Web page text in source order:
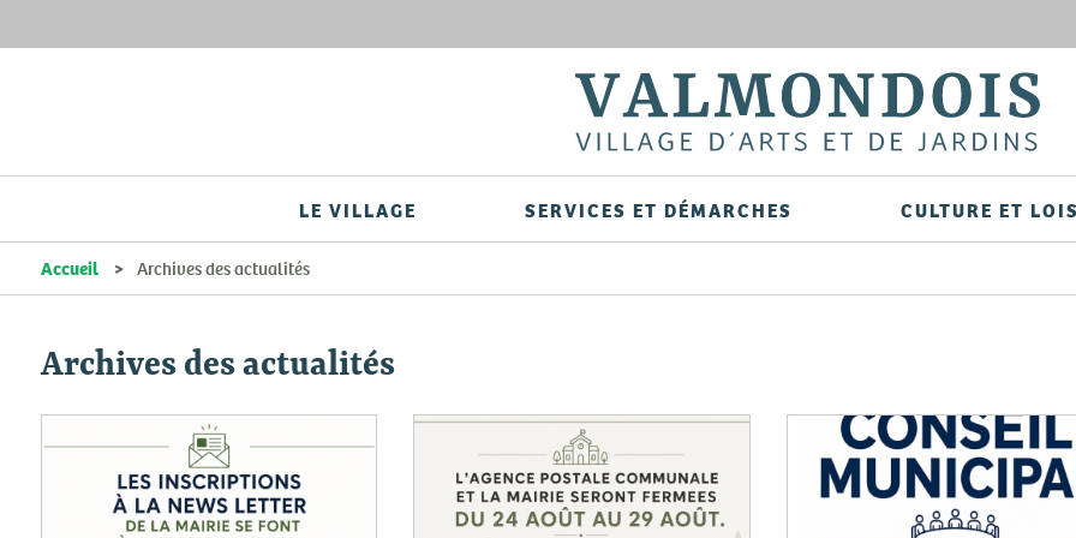
au
contenu
principal
LE VILLAGE SERVICES ET DÉMARCHES CULTURE ET
Accueil Archives des actualités
Archives des actualités